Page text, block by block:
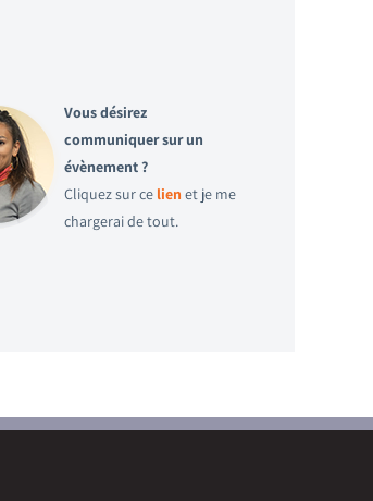
Vous désirez
communiquer sur un
évènement ?
Cliquez sur ce lien et je me
chargerai de tout.